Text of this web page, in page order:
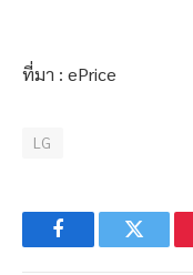
ที่มา : ePrice
LG
FacebookTwitter